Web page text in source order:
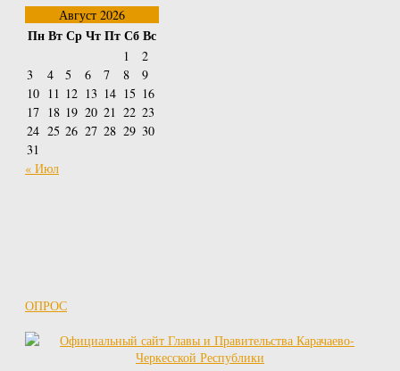
Август 2026
ПнВтСрЧтПтСбВс
1
2
3
4 5 6 7 8
9
10 11 12 13 14 15 16
17 18 19 20 21 22 23
24 25 26 27 28 29 30
31
« Июл
ОПРОС